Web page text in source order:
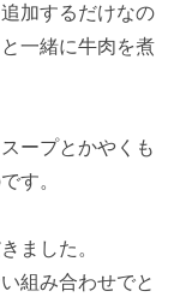
加するだけなの
一緒に牛肉を煮
ープとかやくも
す。
ました。
組み合わせでと